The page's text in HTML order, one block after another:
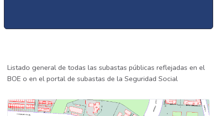
Listado general de todas las subastas públicas reflejadas en el
BOE o en el portal de subastas de la Seguridad Social